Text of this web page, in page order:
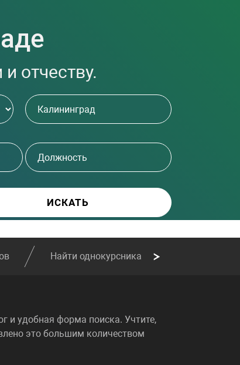
отчеству.
Найти однокурсника
и удобная форма поиска. Учтите,
это большим количеством